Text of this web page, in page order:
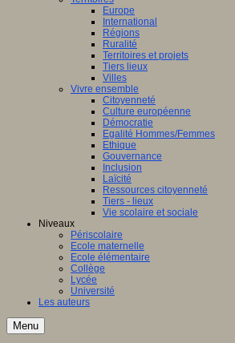
Europe
International
Régions
Ruralité
Territoires et projets
Tiers lieux
Villes
Vivre ensemble
Citoyenneté
Culture européenne
Démocratie
Egalité Hommes/Femmes
Ethique
Gouvernance
Inclusion
Laïcité
Ressources citoyenneté
Tiers - lieux
Vie scolaire et sociale
Niveaux
Périscolaire
Ecole maternelle
Ecole élémentaire
Collège
Lycée
Université
Les auteurs
Menu